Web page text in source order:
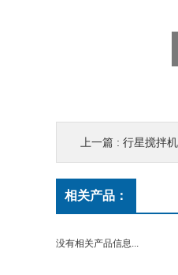
上一篇 : 行星搅拌机
相关产品：
没有相关产品信息...